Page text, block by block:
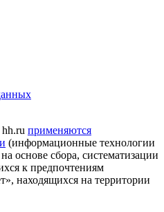
применяются
(информационные технологии
основе сбора, систематизации
к предпочтениям
находящихся на территории